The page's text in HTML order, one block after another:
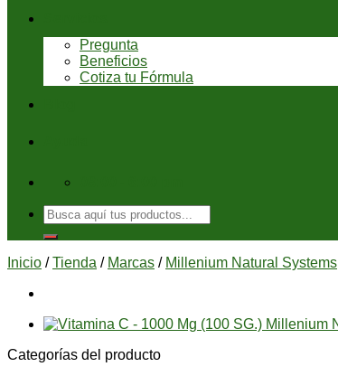
Pregunta
Beneficios
Cotiza tu Fórmula
Buscar
por:
Inicio / Tienda / Marcas / Millenium Natural Systems
Categorías del producto